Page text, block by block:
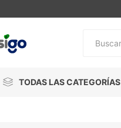
TODAS LAS CATEGORÍAS